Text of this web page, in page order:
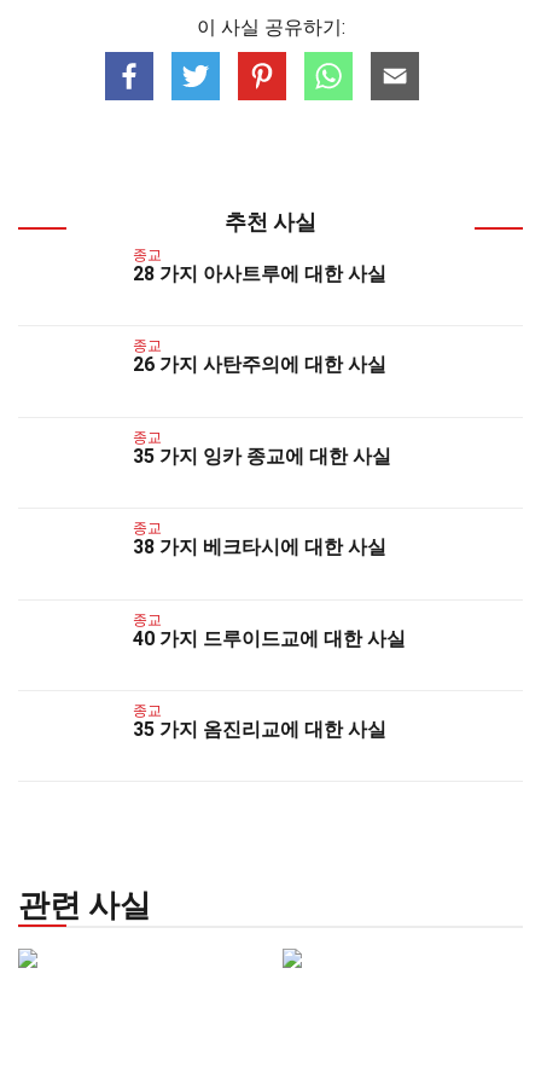
이 사실 공유하기:
추천 사실
종교
28 가지 아사트루에 대한 사실
종교
26 가지 사탄주의에 대한 사실
종교
35 가지 잉카 종교에 대한 사실
종교
38 가지 베크타시에 대한 사실
종교
40 가지 드루이드교에 대한 사실
종교
35 가지 옴진리교에 대한 사실
관련 사실